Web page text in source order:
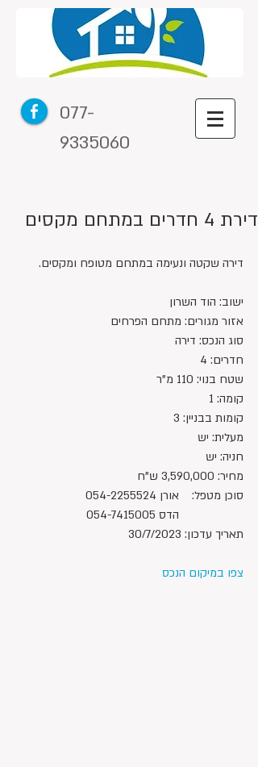
077-
9335060
דירת 4 חדרים במתחם מקסים
דירה שקטה ונעימה במתחם מטופח ומקסים.
ישוב: הוד השרון
אזור מגורים: מתחם הפרחים
סוג הנכס: דירה
חדרים: 4
שטח בנוי: 110 מ"ר
קומה: 1
קומות בבניין: 3
מעלית: יש
חניה: יש
מחיר: 3,590,000 ש"ח
סוכן מטפל:	אורן 054-2255524
תאריך עדכון: 30/7/2023
צפו במיקום הנכס